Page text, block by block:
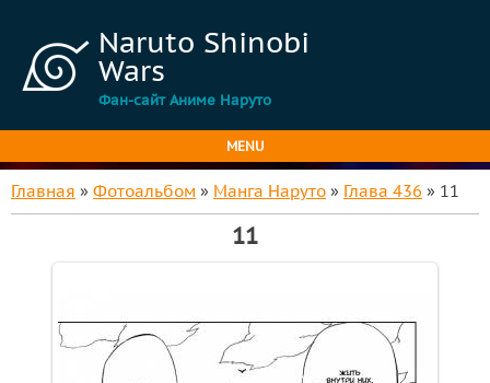
Naruto Shinobi
Wars
Фан-сайт Аниме Наруто
MENU
Главная » Фотоальбом » Манга Наруто » Глава 436 » 11
11